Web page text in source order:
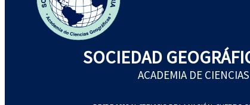
SOCIEDAD
ACADEMIA DE